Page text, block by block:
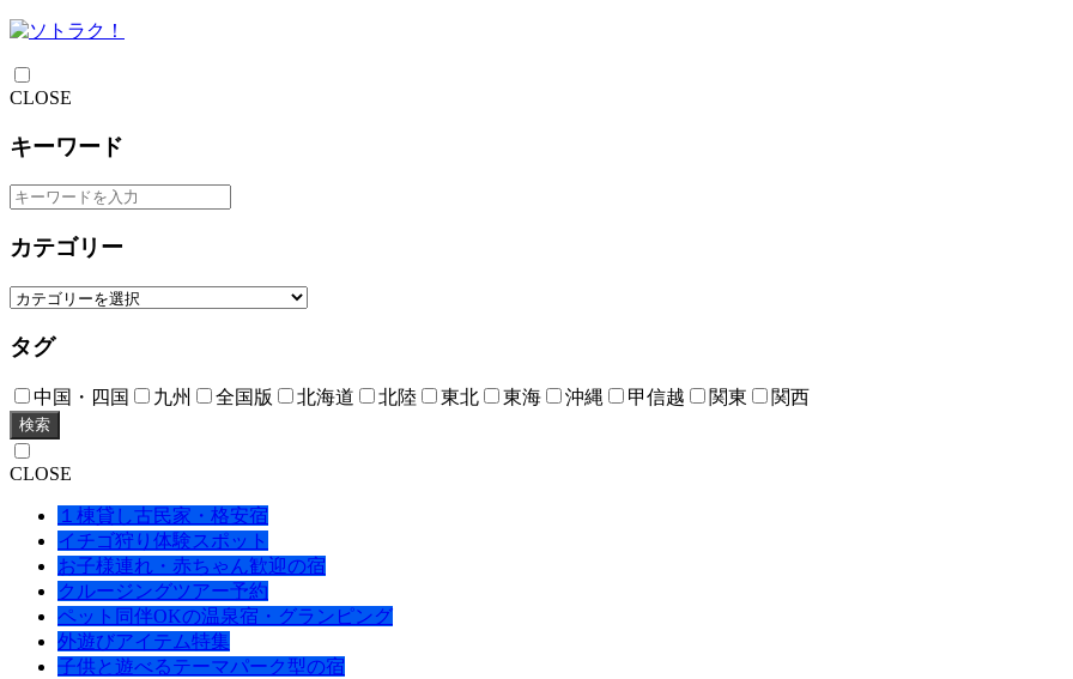
CLOSE
キーワード
カテゴリー
タグ
中国・四国 九州 全国版 北海道 北陸 東北 東海 沖縄 甲信越 関東 関西
検索
CLOSE
１棟貸し古民家・格安宿
イチゴ狩り体験スポット
お子様連れ・赤ちゃん歓迎の宿
クルージングツアー予約
ペット同伴OKの温泉宿・グランピング
外遊びアイテム特集
子供と遊べるテーマパーク型の宿